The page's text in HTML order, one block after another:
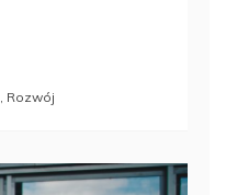
, Rozwój